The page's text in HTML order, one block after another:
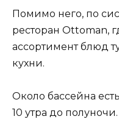
Помимо него, по
ресторан Ottoman,
ассортимент блюд
кухни.
Около бассейна
10 утра до